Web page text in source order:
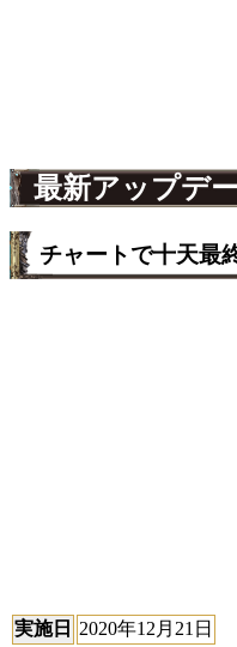
最新アップデ
チャートで十天最
実施日 2020年12月21日